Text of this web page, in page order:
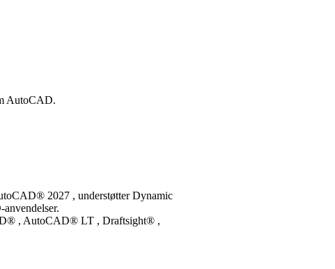
AutoCAD.
2027 , understøtter Dynamic
, AutoCAD® LT , Draftsight® ,